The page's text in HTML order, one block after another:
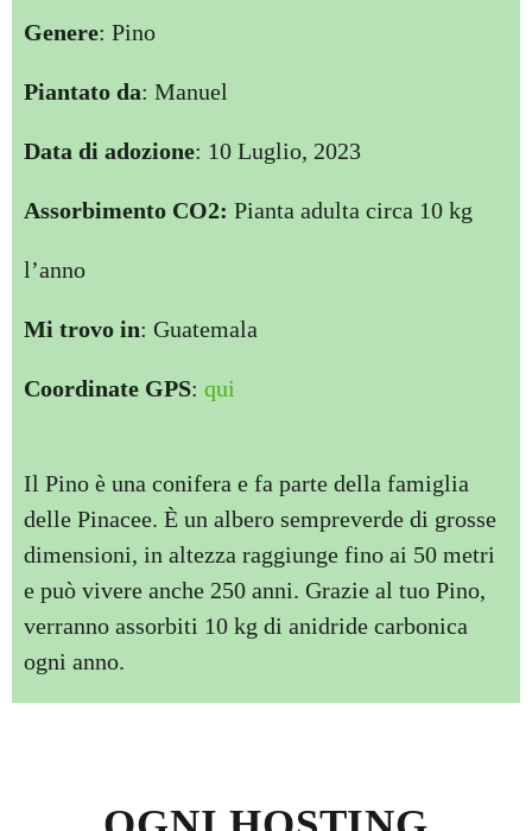
Genere: Pino
Piantato da: Manuel
Data di adozione: 10 Luglio, 2023
Assorbimento CO2: Pianta adulta circa 10 kg
l’anno
Mi trovo in: Guatemala
Coordinate GPS: qui
Il Pino è una conifera e fa parte della famiglia
delle Pinacee. È un albero sempreverde di grosse
dimensioni, in altezza raggiunge fino ai 50 metri
e può vivere anche 250 anni. Grazie al tuo Pino,
verranno assorbiti 10 kg di anidride carbonica
ogni anno.